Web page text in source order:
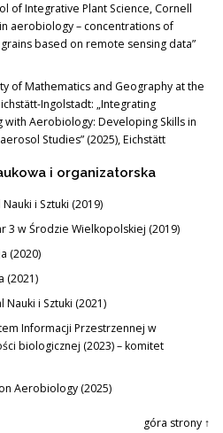
of Integrative Plant Science, Cornell
aerobiology – concentrations of
based on remote sensing data”
of Mathematics and Geography at the
Ingolstadt: „Integrating
Aerobiology: Developing Skills in
Studies” (2025), Eichstätt
i organizatorska
i Sztuki (2019)
3 w Środzie Wielkopolskiej (2019)
(2020)
(2021)
Nauki i Sztuki (2021)
Informacji Przestrzennej w
biologicznej (2023) – komitet
Aerobiology (2025)
góra strony ↑